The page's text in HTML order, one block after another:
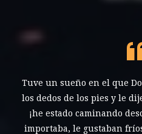
Tuve un sueño en el que
los dedos de los pies y le
¡he estado caminando
importaba, le gustaban